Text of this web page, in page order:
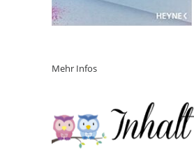
Mehr Infos